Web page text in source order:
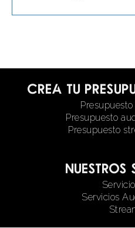
Crea tu
Presupuesto
Presupuesto
Nuestros
Servicios